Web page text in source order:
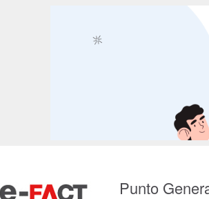
Punto